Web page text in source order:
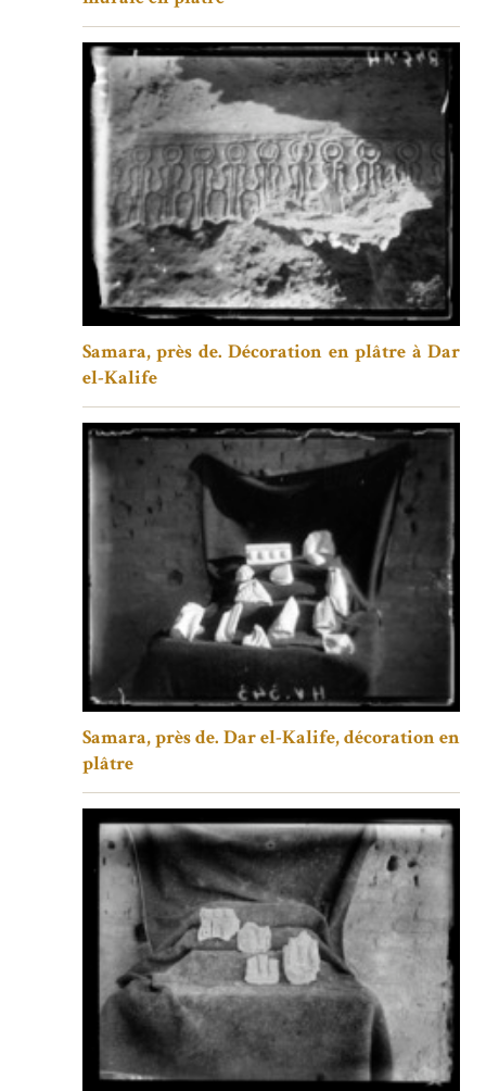
Samara, près de. Décoration en plâtre à Dar
el-Kalife
Samara, près de. Dar el-Kalife, décoration en
plâtre